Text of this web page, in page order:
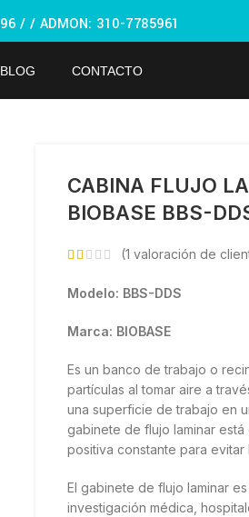
/ / ADMON: 310-7785961
BLOG CONTACTO
CABINA FLUJO
BIOBASE BBS-
(1 valoración de
Modelo: BBS-DDS
Marca: BIOBASE
Es un banco de trabajo o
partículas al tomar aire a
una superficie de trabajo en
gabinete de flujo laminar
positiva constante para evitar
El gabinete de flujo laminar
investigación médica,